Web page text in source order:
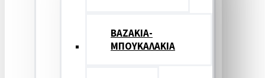
ΒΑΖΑΚΙΑ-
ΜΠΟΥΚΑΛΑΚΙΑ